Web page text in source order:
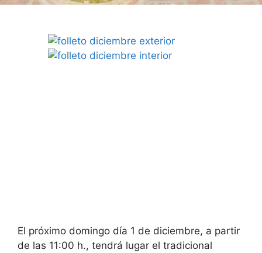
El próximo domingo día 1 de diciembre, a partir
de las 11:00 h., tendrá lugar el tradicional